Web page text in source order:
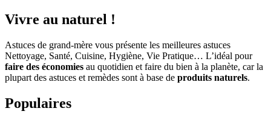
Vivre au naturel !
Astuces de grand-mère vous présente les meilleures astuces
Nettoyage, Santé, Cuisine, Hygiène, Vie Pratique… L’idéal pour
faire des économies au quotidien et faire du bien à la planète, car la
plupart des astuces et remèdes sont à base de produits naturels.
Populaires